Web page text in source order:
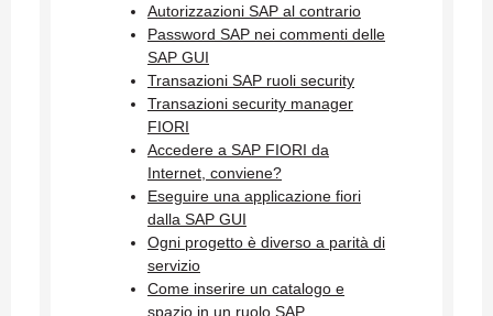
Autorizzazioni SAP al contrario
Password SAP nei commenti delle
SAP GUI
Transazioni SAP ruoli security
Transazioni security manager
FIORI
Accedere a SAP FIORI da
Internet, conviene?
Eseguire una applicazione fiori
dalla SAP GUI
Ogni progetto è diverso a parità di
servizio
Come inserire un catalogo e
spazio in un ruolo SAP